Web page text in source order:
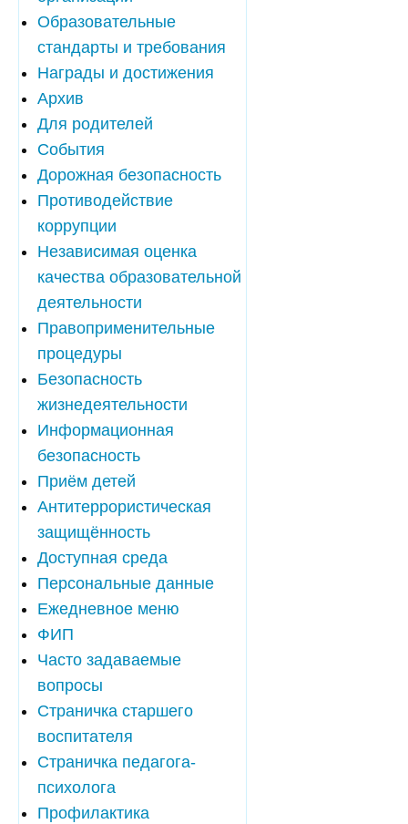
Образовательные
стандарты и требования
Награды и достижения
Архив
Для родителей
События
Дорожная безопасность
Противодействие
коррупции
Независимая оценка
качества образовательной
деятельности
Правоприменительные
процедуры
Безопасность
жизнедеятельности
Информационная
безопасность
Приём детей
Антитеррористическая
защищённость
Доступная среда
Персональные данные
Ежедневное меню
ФИП
Часто задаваемые
вопросы
Страничка старшего
воспитателя
Страничка педагога-
психолога
Профилактика